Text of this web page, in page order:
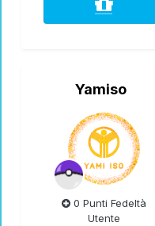
Yamiso
0 Punti Fedeltà
Utente